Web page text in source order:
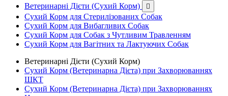
Ветеринарні Дієти (Сухий Корм)

Сухий Корм для Стерилізованих Собак
Сухий Корм для Вибагливих Собак
Сухий Корм для Собак з Чутливим Травленням
Сухий Корм для Вагітних та Лактуючих Собак
Ветеринарні Дієти (Сухий Корм)
Сухий Корм (Ветеринарна Дієта) при Захворюваннях
ШКТ
Сухий Корм (Ветеринарна Дієта) при Захворюваннях